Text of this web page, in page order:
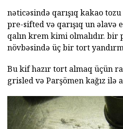
nəticəsində qarışıq kakao
pre-sifted və qarışıq un əlavə
qalın krem kimi olmalıdır. bir
növbəsində üç bir tort
Bu kif hazır tort almaq üçün
grisled və Parşömen kağız ilə